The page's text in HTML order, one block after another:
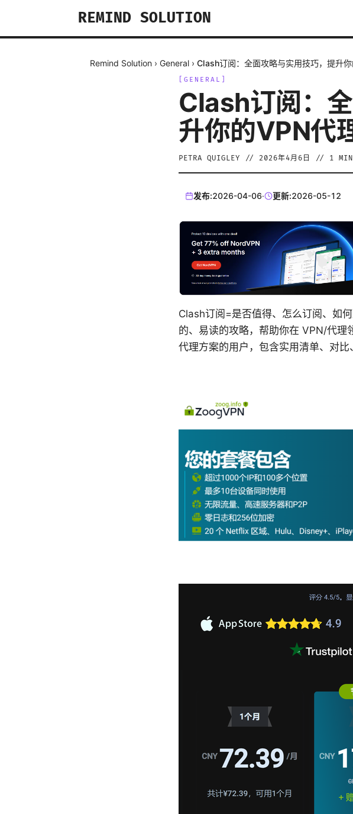
REMIND SOLUTION
Remind Solution › General › Clash订阅：全面攻略与实用技巧，提升
GENERAL
Clash订阅：
升你的VPN代
PETRA QUIGLEY // 2026年4月6日 // 1
发布:2026-04-06· 更新:2026-05-12
Clash订阅=是否值得、怎么订阅、如
的、易读的攻略，帮助你在 VPN/代理
代理方案的用户，包含实用清单、对比